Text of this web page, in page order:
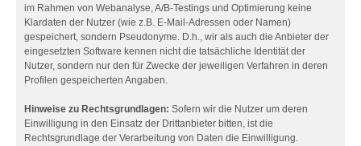
im Rahmen von Webanalyse, A/B-Testings und Optimierung keine
Klardaten der Nutzer (wie z.B. E-Mail-Adressen oder Namen)
gespeichert, sondern Pseudonyme. D.h., wir als auch die Anbieter der
eingesetzten Software kennen nicht die tatsächliche Identität der
Nutzer, sondern nur den für Zwecke der jeweiligen Verfahren in deren
Profilen gespeicherten Angaben.
Hinweise zu Rechtsgrundlagen: Sofern wir die Nutzer um deren
Einwilligung in den Einsatz der Drittanbieter bitten, ist die
Rechtsgrundlage der Verarbeitung von Daten die Einwilligung.